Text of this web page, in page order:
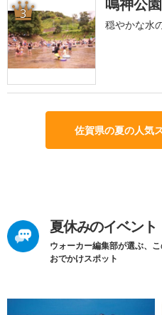
3
穏やかな水
佐賀県の夏の人気
夏休みのイベン
ウォーカー編集部が選ぶ、
おでかけスポット